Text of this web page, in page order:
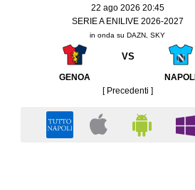
22 ago 2026 20:45
SERIE A ENILIVE 2026-2027
in onda su DAZN, SKY
VS
GENOA
NAPOLI
[ Precedenti ]